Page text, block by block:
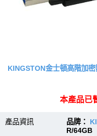
KINGSTON金士頓高階加
本產品已
產品資訊 品牌：
R/64GB